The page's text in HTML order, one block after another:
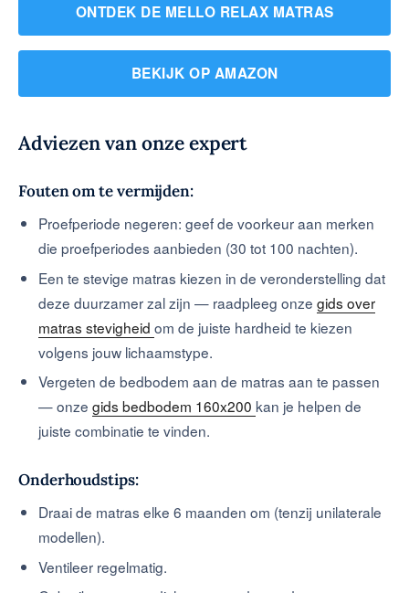
ONTDEK DE MELLO RELAX MATRAS
BEKIJK OP AMAZON
Adviezen van onze expert
Fouten om te vermijden:
Proefperiode negeren: geef de voorkeur aan merken
die proefperiodes aanbieden (30 tot 100 nachten).
Een te stevige matras kiezen in de veronderstelling dat
deze duurzamer zal zijn — raadpleeg onzegids over
matras stevigheidom de juiste hardheid te kiezen
volgens jouw lichaamstype.
Vergeten de bedbodem aan de matras aan te passen
— onzegids bedbodem 160x200 kan je helpen de
juiste combinatie te vinden.
Onderhoudstips:
Draai de matras elke 6 maanden om (tenzij unilaterale
modellen).
Ventileer regelmatig.